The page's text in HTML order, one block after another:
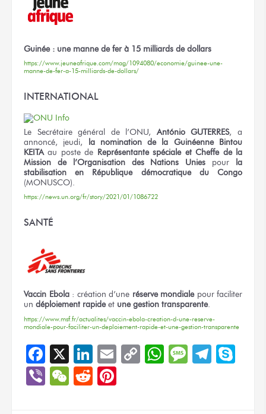
Guinée : une manne de fer à 15 milliards de dollars
https://www.jeuneafrique.com/mag/1094080/economie/guinee-une-
manne-de-fer-a-15-milliards-de-dollars/
INTERNATIONAL
Le Secrétaire général de l’ONU,António GUTERRES, a
annoncé, jeudi, la nomination de la Guinéenne Bintou
KEITAau poste de Représentante spéciale et Cheffe de la
Mission de l’Organisation des Nations Unies pour la
stabilisation en République démocratique du Congo
(MONUSCO).
https://news.un.org/fr/story/2021/01/1086722
SANTÉ
Vaccin Ebola: création d’une réserve mondialepour faciliter
un déploiement rapideet une gestion transparente.
https://www.msf.fr/actualites/vaccin-ebola-creation-d-une-reserve-
mondiale-pour-faciliter-un-deploiement-rapide-et-une-gestion-transparente
Facebook
X LinkedIn
EmailCopyWhatsApp
Message
ViberWeChat
Reddit